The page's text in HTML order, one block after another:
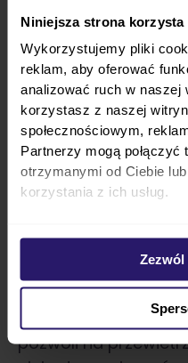
Niniejsza strona
Wykorzystujemy pliki
reklam, aby oferować
analizować ruch w naszej
korzystasz z naszej
społecznościowym,
Partnerzy mogą
otrzymanymi od Ciebie
korzystania z ich usług.
Zezwól
Dziecko
przewiewne tkaniny,
wrażliwej skóry.
bawełna, ale na
len.Ważna jest nie
czapka. Możesz
okna nie są otwarte.
Staraj się robić
Pamiętaj też, żeby
regularne przerwy.
mogło ochłodzić
pozwoli na